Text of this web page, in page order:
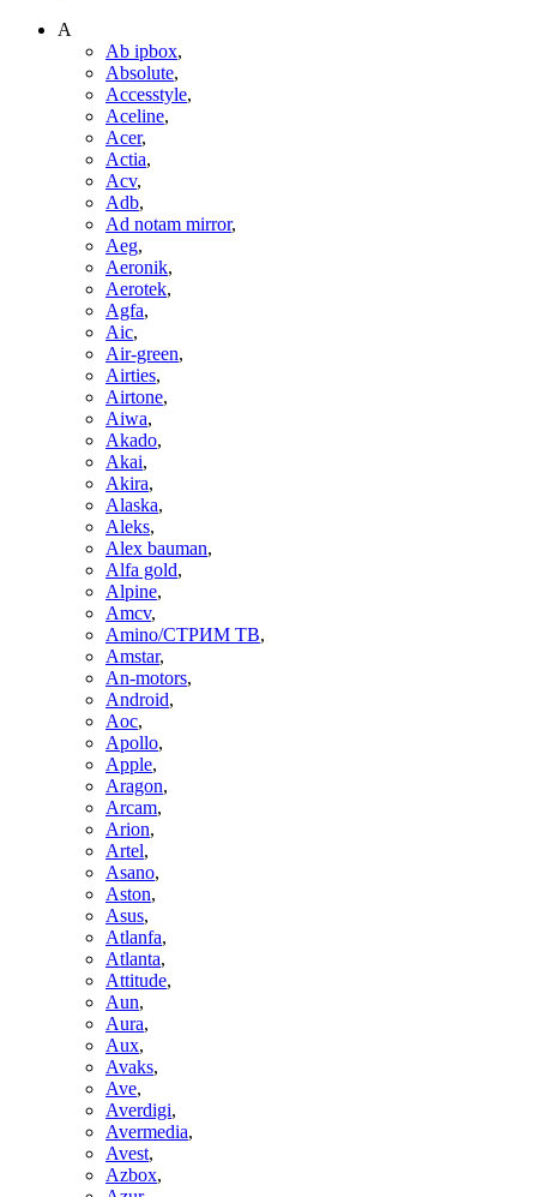
A
Ab ipbox,
Absolute,
Accesstyle,
Aceline,
Acer,
Actia,
Acv,
Adb,
Ad notam mirror,
Aeg,
Aeronik,
Aerotek,
Agfa,
Aic,
Air-green,
Airties,
Airtone,
Aiwa,
Akado,
Akai,
Akira,
Alaska,
Aleks,
Alex bauman,
Alfa gold,
Alpine,
Amcv,
Amino/СТРИМ ТВ,
Amstar,
An-motors,
Android,
Aoc,
Apollo,
Apple,
Aragon,
Arcam,
Arion,
Artel,
Asano,
Aston,
Asus,
Atlanfa,
Atlanta,
Attitude,
Aun,
Aura,
Aux,
Avaks,
Ave,
Averdigi,
Avermedia,
Avest,
Azbox,